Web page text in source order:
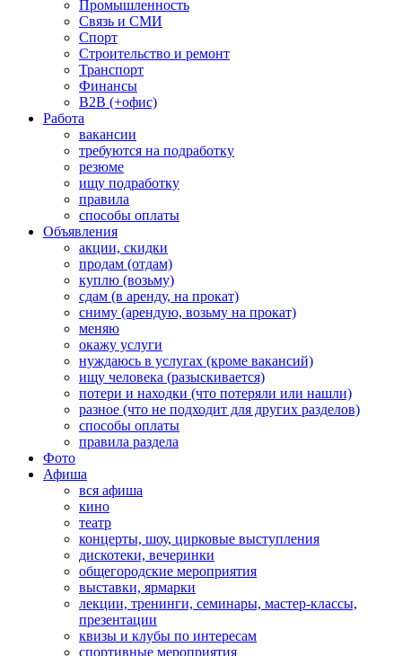
Промышленность
Связь и СМИ
Спорт
Строительство и ремонт
Транспорт
Финансы
B2B (+офис)
Работа
вакансии
требуются на подработку
резюме
ищу подработку
правила
способы оплаты
Объявления
акции, скидки
продам (отдам)
куплю (возьму)
сдам (в аренду, на прокат)
сниму (арендую, возьму на прокат)
меняю
окажу услуги
нуждаюсь в услугах (кроме вакансий)
ищу человека (разыскивается)
потери и находки (что потеряли или нашли)
разное (что не подходит для других разделов)
способы оплаты
правила раздела
Фото
Афиша
вся афиша
кино
театр
концерты, шоу, цирковые выступления
дискотеки, вечеринки
общегородские мероприятия
выставки, ярмарки
лекции, тренинги, семинары, мастер-классы,
презентации
квизы и клубы по интересам
спортивные мероприятия